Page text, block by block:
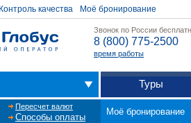
Контроль качества Моё бронирование
Звонок по России
8 (800) 775-2500
время работы
Туры
Пересчет валют
Способы оплаты
Моё бронирование